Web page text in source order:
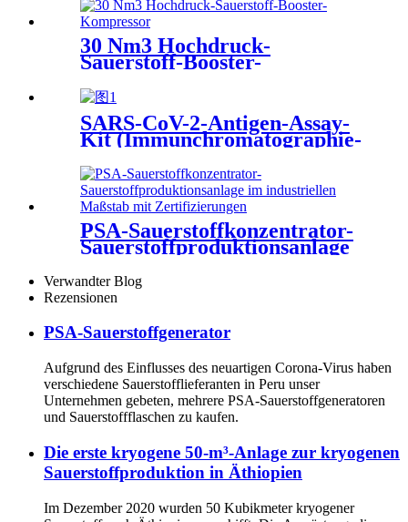
30 Nm3 Hochdruck-
Sauerstoff-Booster-
SARS-CoV-2-Antigen-Assay-
Kit (Immunchromatographie-
Methode)
PSA-Sauerstoffkonzentrator-
Sauerstoffproduktionsanlage
im industriellen Maßstab mit
Zertifizierungen
Verwandter Blog
Rezensionen
PSA-Sauerstoffgenerator
Aufgrund des Einflusses des neuartigen Corona-Virus haben
verschiedene Sauerstofflieferanten in Peru unser
Unternehmen gebeten, mehrere PSA-Sauerstoffgeneratoren
und Sauerstoffflaschen zu kaufen.
Die erste kryogene 50-m³-Anlage zur kryogenen
Sauerstoffproduktion in Äthiopien
Im Dezember 2020 wurden 50 Kubikmeter kryogener